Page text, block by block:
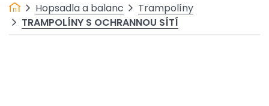
Hopsadla a balanc
Trampolíny
TRAMPOLÍNY S OCHRANNOU SÍTÍ